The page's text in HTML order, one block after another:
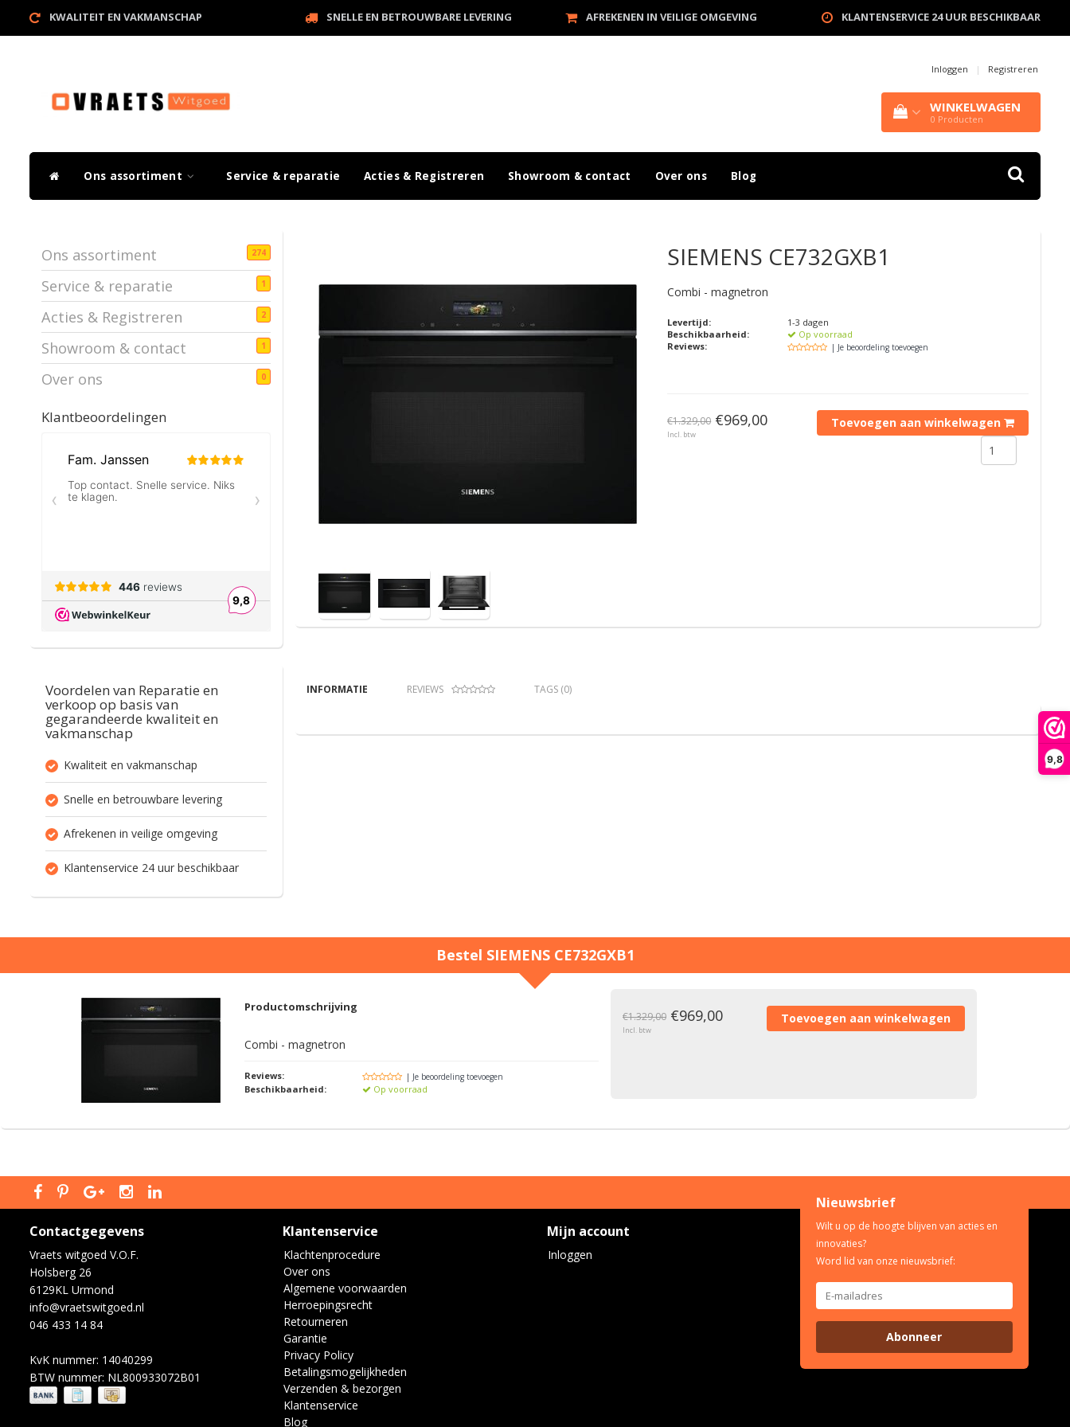
9,8
KWALITEIT EN VAKMANSCHAP SNELLE EN BETROUWBARE LEVERING AFREKENEN IN VEILIGE OMGEVING KLANTENSERVICE 24 UUR BESCHIKBAAR
Inloggen | Registreren
WINKELWAGEN
0 Producten
Ons assortiment Service & reparatie Acties & Registreren Showroom & contact Over ons Blog
Ons assortiment 274
Service & reparatie 1
Acties & Registreren 2
Showroom & contact 1
Over ons 0
Klantbeoordelingen
Voordelen van Reparatie en
verkoop op basis van
gegarandeerde kwaliteit en
vakmanschap
Kwaliteit en vakmanschap
Snelle en betrouwbare levering
Afrekenen in veilige omgeving
Klantenservice 24 uur beschikbaar
SIEMENS CE732GXB1
Combi - magnetron
Levertijd:
1-3 dagen
Beschikbaarheid:
Op voorraad
Reviews:
| Je beoordeling toevoegen
€1.329,00 €969,00
Incl. btw
Toevoegen aan winkelwagen
INFORMATIE REVIEWS TAGS (0)
Bestel SIEMENS CE732GXB1
Productomschrijving
Combi - magnetron
Reviews: | Je beoordeling toevoegen
Beschikbaarheid: Op voorraad
€1.329,00 €969,00
Incl. btw
Contactgegevens
Vraets witgoed V.O.F.
Holsberg 26
6129KL Urmond
info@vraetswitgoed.nl
046 433 14 84
KvK nummer: 14040299
BTW nummer: NL800933072B01
Klantenservice
Klachtenprocedure
Over ons
Algemene voorwaarden
Herroepingsrecht
Retourneren
Garantie
Privacy Policy
Betalingsmogelijkheden
Verzenden & bezorgen
Klantenservice
Blog
Mijn account
Inloggen
Nieuwsbrief
Wilt u op de hoogte blijven van acties en
innovaties?
Word lid van onze nieuwsbrief:
Abonneer